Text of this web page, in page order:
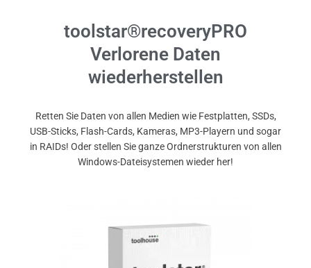
toolstar®recoveryPRO
Verlorene Daten
wiederherstellen
Retten Sie Daten von allen Medien wie Festplatten, SSDs,
USB-Sticks, Flash-Cards, Kameras, MP3-Playern und sogar
in RAIDs! Oder stellen Sie ganze Ordnerstrukturen von allen
Windows-Dateisystemen wieder her!